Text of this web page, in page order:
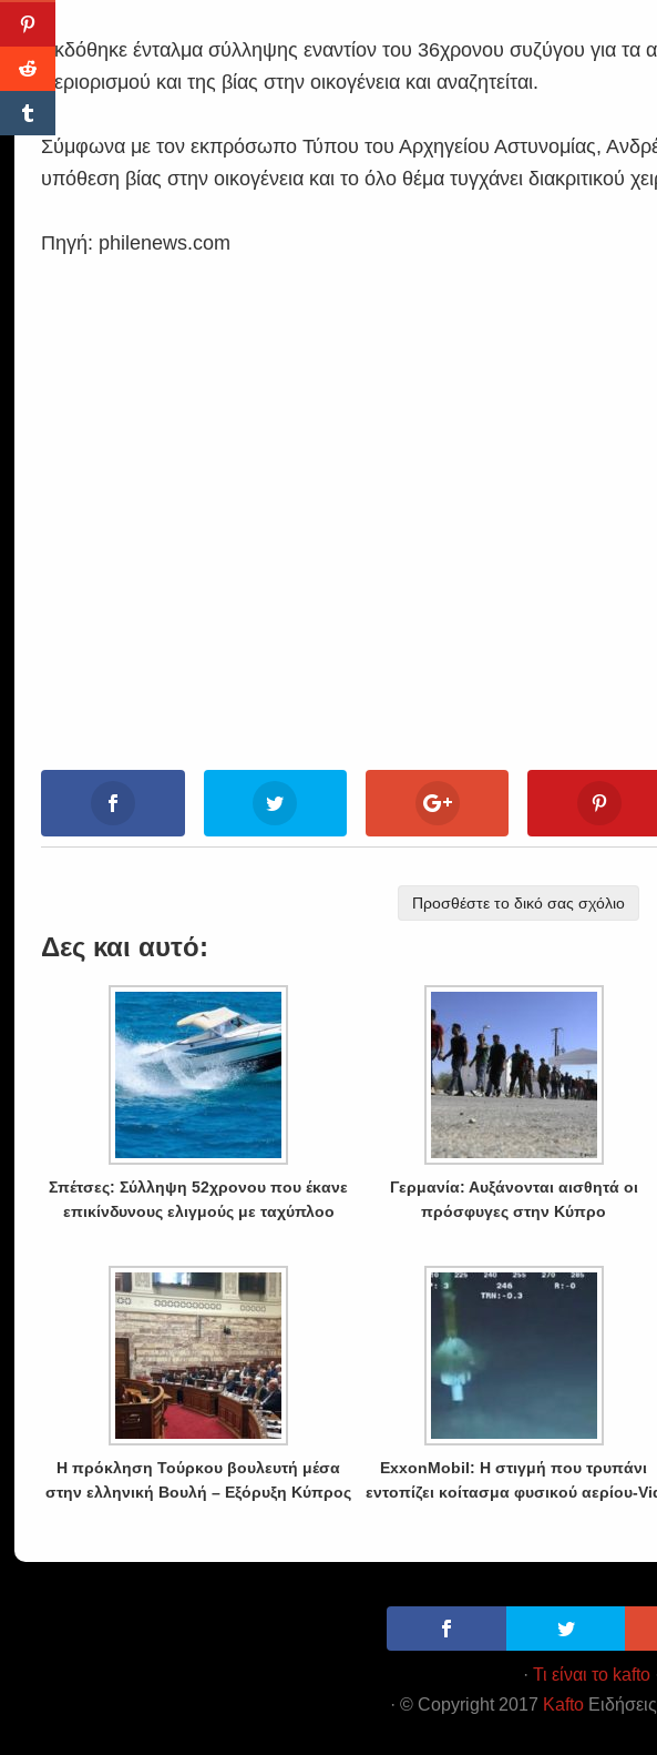
Εκδόθηκε ένταλμα σύλληψης εναντίον του 36χρονου συζύγου για τα
περιορισμού και της βίας στην οικογένεια και αναζητείται.
Σύμφωνα με τον εκπρόσωπο Τύπου του Αρχηγείου Αστυνομίας,
υπόθεση βίας στην οικογένεια και το όλο θέμα τυγχάνει διακριτικού
Πηγή: philenews.com
Προσθέστε το δικό σας σχόλιο
Δες και αυτό:
Σπέτσες: Σύλληψη 52χρονου που έκανε
επικίνδυνους ελιγμούς με ταχύπλοο
Γερμανία: Αυξάνονται αισθητά οι
πρόσφυγες στην Κύπρο
Η πρόκληση Τούρκου βουλευτή μέσα
στην ελληνική Βουλή – Εξόρυξη Κύπρος
ExxonMobil: Η στιγμή που τρυπάνι
εντοπίζει κοίτασμα φυσικού αερίου-
· Τι είναι το kafto
· © Copyright 2017 Kafto